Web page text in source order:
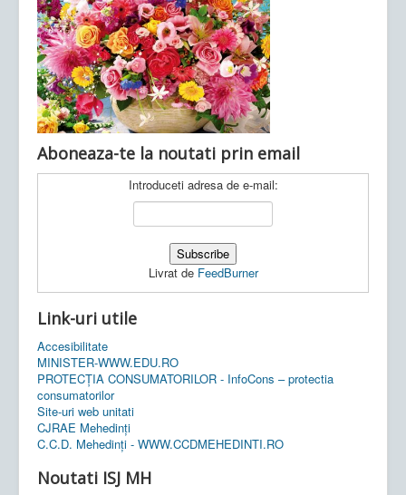
Ultimele articole: Vi, 04.11.2022 -Inspectoratul Școlar
Județean Mehedinți
Aboneaza-te la noutati prin email
Introduceti adresa de e-mail:
Livrat de FeedBurner
Link-uri utile
Accesibilitate
MINISTER-WWW.EDU.RO
PROTECȚIA CONSUMATORILOR - InfoCons – protectia
consumatorilor
Site-uri web unitati
CJRAE Mehedinți
C.C.D. Mehedinţi - WWW.CCDMEHEDINTI.RO
Noutati ISJ MH